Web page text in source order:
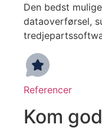
Den bedst
dataoverførsel,
Referencer
Kom